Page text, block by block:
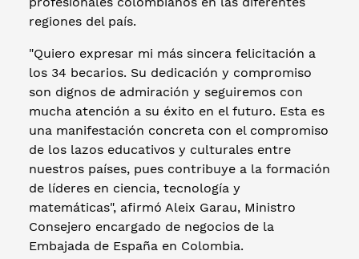
regiones del país.
"Quiero expresar mi más sincera felicitación a
los 34 becarios. Su dedicación y compromiso
son dignos de admiración y seguiremos con
mucha atención a su éxito en el futuro. Esta es
una manifestación concreta con el compromiso
de los lazos educativos y culturales entre
nuestros países, pues contribuye a la formación
de líderes en ciencia, tecnología y
matemáticas", afirmó Aleix Garau, Ministro
Consejero encargado de negocios de la
Embajada de España en Colombia.